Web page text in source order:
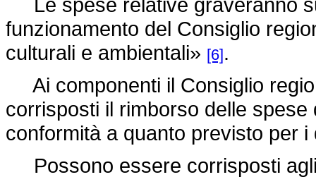
funzionamento del Consiglio
culturali e ambientali» [6].
Ai componenti il Consiglio
corrisposti il rimborso delle
conformità a quanto previsto per
Possono essere corrisposti